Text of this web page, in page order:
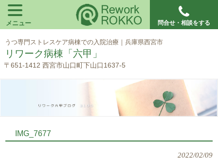
うつ専門ストレスケア病棟での入院治療｜兵庫県西宮市
リワーク病棟「六甲」
〒651-1412 西宮市山口町下山口1637-5
問合せ・相談をする
IMG_7677
2022/02/09
メニュー